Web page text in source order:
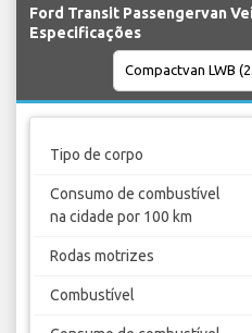
Ford Transit Passengervan
Especificações
Tipo de corpo
Consumo de combustível
na cidade por 100 km
Rodas motrizes
Combustível